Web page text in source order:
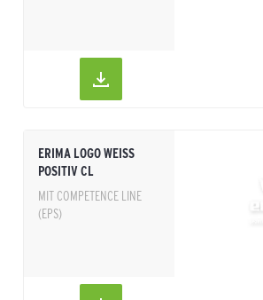
ERIMA LOGO WEISS
POSITIV CL
MIT COMPETENCE LINE
(EPS)